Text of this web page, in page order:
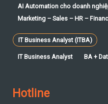
AI Automation cho doanh
Marketing – Sales – HR –
IT Business Analyst (ITBA)
IT Business Analyst BA +
Hotline